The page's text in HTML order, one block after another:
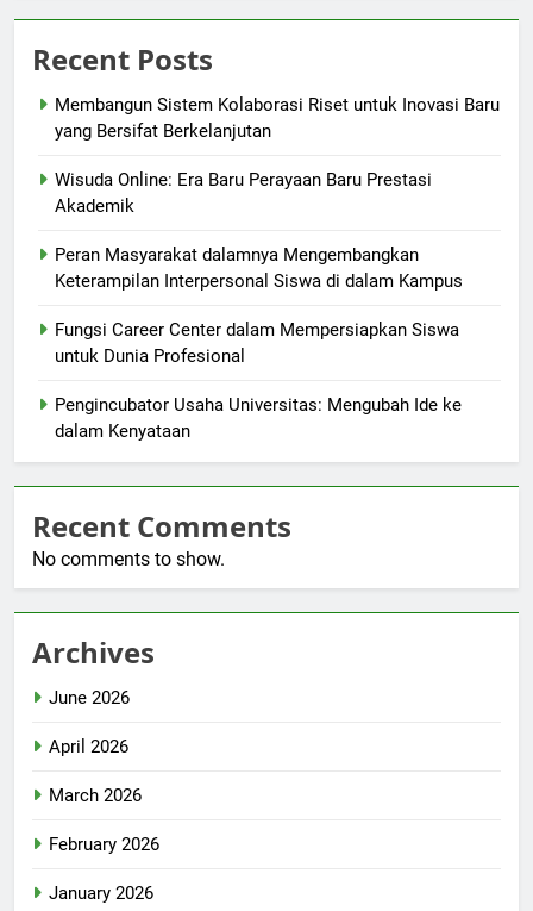
Recent Posts
Membangun Sistem Kolaborasi Riset untuk Inovasi Baru
yang Bersifat Berkelanjutan
Wisuda Online: Era Baru Perayaan Baru Prestasi
Akademik
Peran Masyarakat dalamnya Mengembangkan
Keterampilan Interpersonal Siswa di dalam Kampus
Fungsi Career Center dalam Mempersiapkan Siswa
untuk Dunia Profesional
Pengincubator Usaha Universitas: Mengubah Ide ke
dalam Kenyataan
Recent Comments
No comments to show.
Archives
June 2026
April 2026
March 2026
February 2026
January 2026